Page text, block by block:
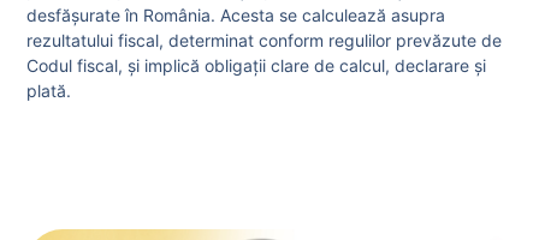
desfășurate în România. Acesta se calculează asupra
rezultatului fiscal, determinat conform regulilor prevăzute de
Codul fiscal, și implică obligații clare de calcul, declarare și
plată.